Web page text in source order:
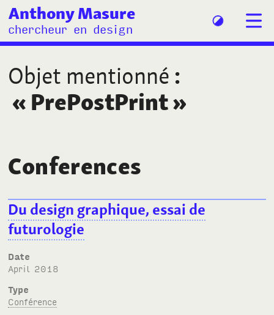
Anthony Masure
chercheur en design
Objet mentionné :
« PrePostPrint»
Conferences
Du design graphique, essai de
futurologie
Date
April 2018
Type
Conférence